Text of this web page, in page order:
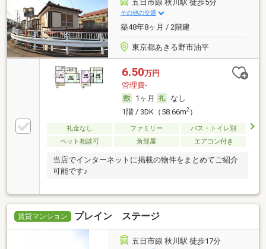
五日市線 秋川駅 徒歩5分
その他の交通
築48年8ヶ月 / 2階建
東京都あきる野市油平
6.50万円
管理費-
1ヶ月
なし
1階 / 3DK（58.66m2）
礼金なし ファミリー
バス・トイレ別
ペット相談可
角部屋 エアコン付き
当店でインターネットに掲載の物件をまとめてご紹介
可能です♪
賃貸マンション プレイン ステージ
五日市線 秋川駅 徒歩17分